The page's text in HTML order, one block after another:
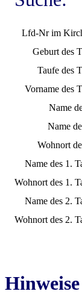
Lfd-Nr im
Geburt des
Taufe des
Vorname des
Name
Name
Wohnort
Name des 1.
Wohnort des 1.
Name des 2.
Wohnort des 2.